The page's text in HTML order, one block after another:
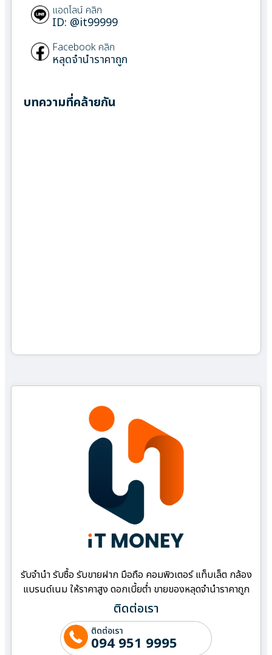
แอดไลน์ คลิก
ID: @it99999
Facebook คลิก
หลุดจำนำราคาถูก
บทความที่คล้ายกัน
รับจำนำ รับซื้อ รับขายฝาก มือถือ คอมพิวเตอร์ แท็บเล็ต กล้อง
แบรนด์เนม ให้ราคาสูง ดอกเบี้ยต่ำ ขายของหลุดจำนำราคาถูก
ติดต่อเรา
ติดต่อเรา
094 951 9995